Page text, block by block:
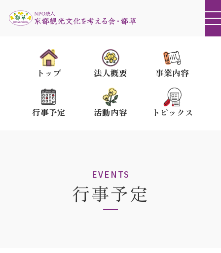
トップ 法人概要 事業内容
行事予定 活動内容 トピックス
EVENTS
行事予定